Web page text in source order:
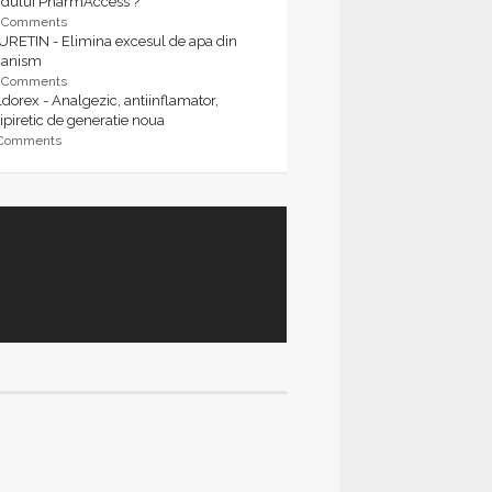
Comments
- Elimina excesul de apa din
Comments
- Analgezic, antiinflamator,
de generatie noua